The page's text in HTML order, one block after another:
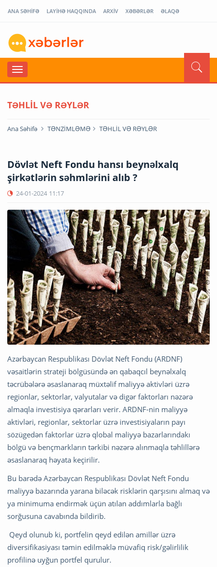
ANA SƏHİFƏ LAYİHƏ HAQQINDA ARXİV XƏBƏRLƏR ƏLAQƏ
TƏHLİL VƏ RƏYLƏR
Ana Səhifə TƏNZİMLƏMƏ TƏHLİL VƏ RƏYLƏR
Dövlət Neft Fondu hansı beynəlxalq
şirkətlərin səhmlərini alıb ?
24-01-2024 11:17
Azərbaycan Respublikası Dövlət Neft Fondu (ARDNF)
vəsaitlərin strateji bölgüsündə ən qabaqcıl beynəlxalq
təcrübələrə əsaslanaraq müxtəlif maliyyə aktivləri üzrə
regionlar, sektorlar, valyutalar və digər faktorları nəzərə
almaqla investisiya qərarları verir. ARDNF-nin maliyyə
aktivləri, regionlar, sektorlar üzrə investisiyaların payı
sözügedən faktorlar üzrə qlobal maliyyə bazarlarındakı
bölgü və bençmarkların tərkibi nəzərə alınmaqla təhlillərə
əsaslanaraq həyata keçirilir.
Bu barədə Azərbaycan Respublikası Dövlət Neft Fondu
maliyyə bazarında yarana biləcək risklərin qarşısını almaq və
ya minimuma endirmək üçün atılan addımlarla bağlı
sorğusuna cavabında bildirib.
Qeyd olunub ki, portfelin qeyd edilən amillər üzrə
diversifikasiyası təmin edilməklə müvafiq risk/gəlirlilik
profilinə uyğun portfel qurulur.